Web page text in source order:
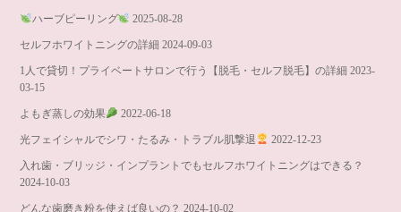
ハーブピーリング 2025-08-28
セルフホワイトニングの詳細 2024-09-03
1人で貸切！プライベートサロンで行う【脱毛・セルフ脱毛】の詳細 2023-
03-15
よもぎ蒸しの効果 2022-06-18
光フェイシャルでシワ・たるみ・トラブル肌撃退 2022-12-23
入れ歯・ブリッジ・インプラントでもセルフホワイトニングはできる？
2024-10-03
どんな歯磨き粉を使えば良いの？ 2024-10-02